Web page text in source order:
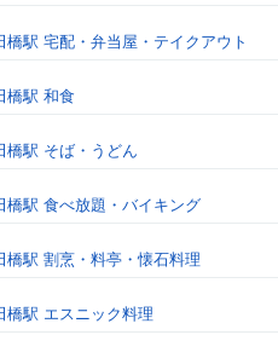
橋駅 宅配・弁当屋・テイクアウト
橋駅 和食
橋駅 そば・うどん
橋駅 食べ放題・バイキング
橋駅 割烹・料亭・懐石料理
橋駅 エスニック料理